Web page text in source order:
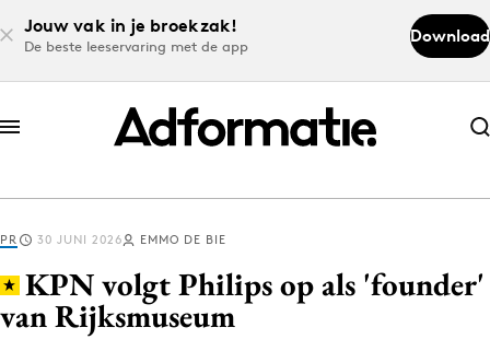
Jouw vak in je broekzak!
De beste leeservaring met de app
Download
Abonneer nu
Abonneer nu
Log in
PR 30 JUNI 2026 EMMO DE BIE
KPN volgt Philips op als 'founder'
van Rijksmuseum